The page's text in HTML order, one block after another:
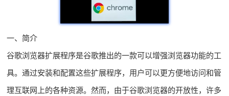
一、简介
谷歌浏览器扩展程序是谷歌推出的一款可以增强浏览器功能的工
具。通过安装和配置这些扩展程序，用户可以更方便地访问和管
理互联网上的各种资源。然而，由于谷歌浏览器的开放性，许多